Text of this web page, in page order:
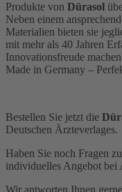
Produkte von Dürasol
Neben einem
Materialien bieten sie
mit mehr als 40 Jahren
Innovationsfreude
Made in Germany –
Bestellen Sie jetzt die
Deutschen Ärzteverlages.
Haben Sie noch Fragen
individuelles Angebot bei